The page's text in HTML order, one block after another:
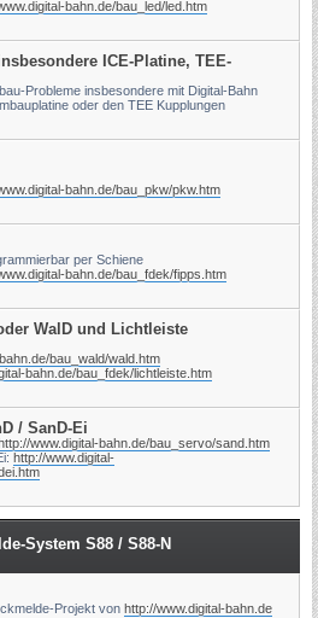
bahn.de/bau_led/led.htm
ICE-Platine, TEE-
Probleme insbesondere mit Digital-Bahn
oder den TEE Kupplungen
bahn.de/bau_pkw/pkw.htm
per Schiene
bahn.de/bau_fdek/fipps.htm
WalD und Lichtleiste
bau_wald/wald.htm
bahn.de/bau_fdek/lichtleiste.htm
/ SanD-Ei
www.digital-bahn.de/bau_servo/sand.htm
http://www.digital-
System S88 / S88-N
Projekt von http://www.digital-bahn.de